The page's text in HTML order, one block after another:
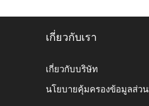
เกี่ยวกับเรา
เกี่ยวกับบริษัท
นโยบายคุ้มครองข้อมูลส่ว